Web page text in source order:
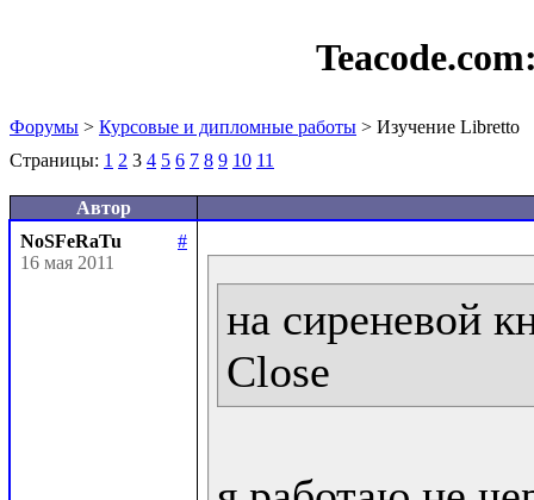
Форумы > Курсовые и дипломные работы > Изучение Libretto
Страницы: 1 2 3 4 5 6 7 8 9 10 11
Автор
NoSFeRaTu
#
16 мая 2011
на сиреневой
Close